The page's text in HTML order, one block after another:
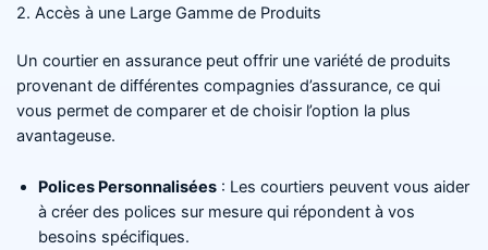
2. Accès à une Large Gamme de Produits
Un courtier en assurance peut offrir une variété de produits
provenant de différentes compagnies d’assurance, ce qui
vous permet de comparer et de choisir l’option la plus
avantageuse.
Polices Personnalisées : Les courtiers peuvent vous aider
à créer des polices sur mesure qui répondent à vos
besoins spécifiques.